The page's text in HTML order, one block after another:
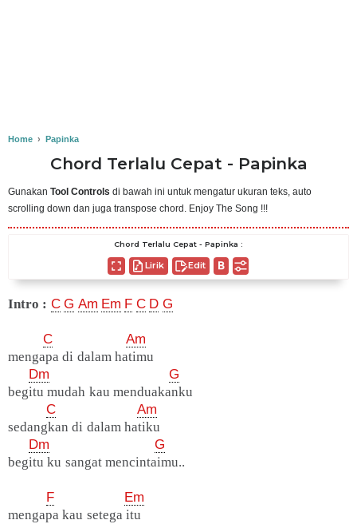
Home › Papinka
Chord Terlalu Cepat - Papinka
Gunakan Tool Controls di bawah ini untuk mengatur ukuran teks, auto
scrolling down dan juga transpose chord. Enjoy The Song !!!
Chord Terlalu Cepat - Papinka :
Lirik Edit
Intro : C G Am Em F C D G
C
Am
mengapa di dalam hatimu
Dm
G
begitu mudah kau menduakanku
C
Am
sedangkan di dalam hatiku
Dm
G
begitu ku sangat mencintaimu..
F
Em
mengapa kau setega itu